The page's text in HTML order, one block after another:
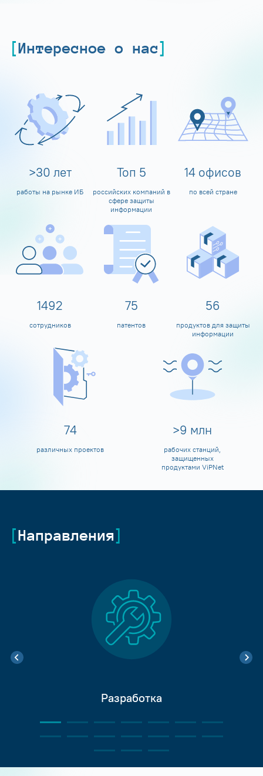
Интересное о нас
>30 лет
работы на рынке ИБ
Топ 5
российских компаний в
сфере защиты
информации
14 офисов
по всей стране
1600
сотрудников
80
патентов
60
продуктов для защиты
информации
80
различных проектов
>10 млн
рабочих станций,
защищенных
продуктами ViPNet
Направления
Разработка